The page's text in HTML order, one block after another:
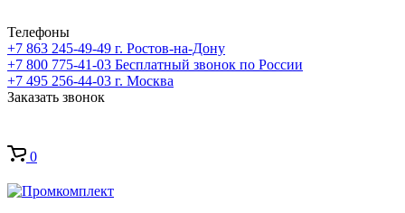
Телефоны
+7 863 245-49-49 г. Ростов-на-Дону
+7 800 775-41-03 Бесплатный звонок по России
+7 495 256-44-03 г. Москва
Заказать звонок
0